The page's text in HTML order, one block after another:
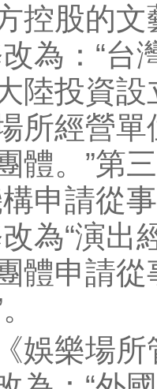
控股的文
為：“台
陸投資設
所經營單
體。”第
申請從
為“演出
體申請從
樂場所